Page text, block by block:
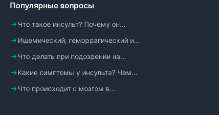
Популярные вопросы
Что такое инсульт? Почему он...
Ишемический, геморрагический и...
Что делать при подозрении на...
Какие симптомы у инсульта? Чем...
Что происходит с мозгом в...